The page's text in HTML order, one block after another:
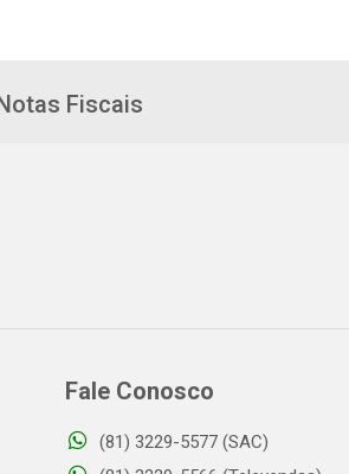
Fiscais
Fale Conosco
(81) 3229-5577 (SAC)